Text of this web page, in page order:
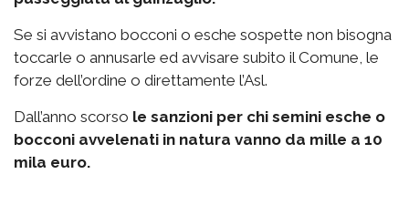
Se si avvistano bocconi o esche sospette non bisogna
toccarle o annusarle ed avvisare subito il Comune, le
forze dell’ordine o direttamente l’Asl.
Dall’anno scorso le sanzioni per chi semini esche o
bocconi avvelenati in natura vanno da mille a 10
mila euro.